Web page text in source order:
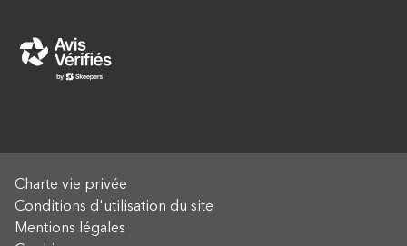
Charte vie privée
Conditions d'utilisation du site
Mentions légales